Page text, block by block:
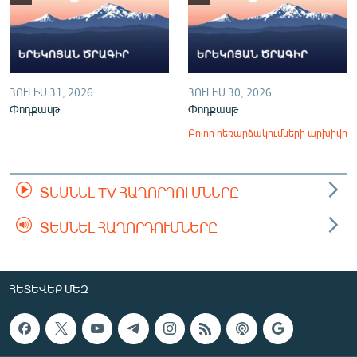
ՀՈՒԼԻՍ 31, 2026
Փոդքասթ
ՀՈՒԼԻՍ 30, 2026
Փոդքասթ
Բոլոր հեռարձակումների արխիվը
ՏԵՍՆԵԼ TV ՀԱՂՈՐԴՈՒՄՆԵՐԸ
ՏԵՍՆԵԼ ՀԱՂՈՐԴՈՒՄՆԵՐԸ
ՀԵՏԵՎԵՔ ՄԵԶ